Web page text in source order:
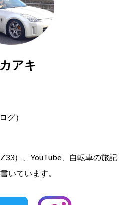
アキ
グ）
）、YouTube、自転車の旅記
いています。